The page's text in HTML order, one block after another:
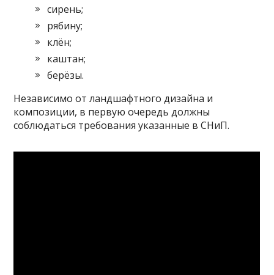
сирень;
рябину;
клён;
каштан;
берёзы.
Независимо от ландшафтного дизайна и
композиции, в первую очередь должны
соблюдаться требования указанные в СНиП.